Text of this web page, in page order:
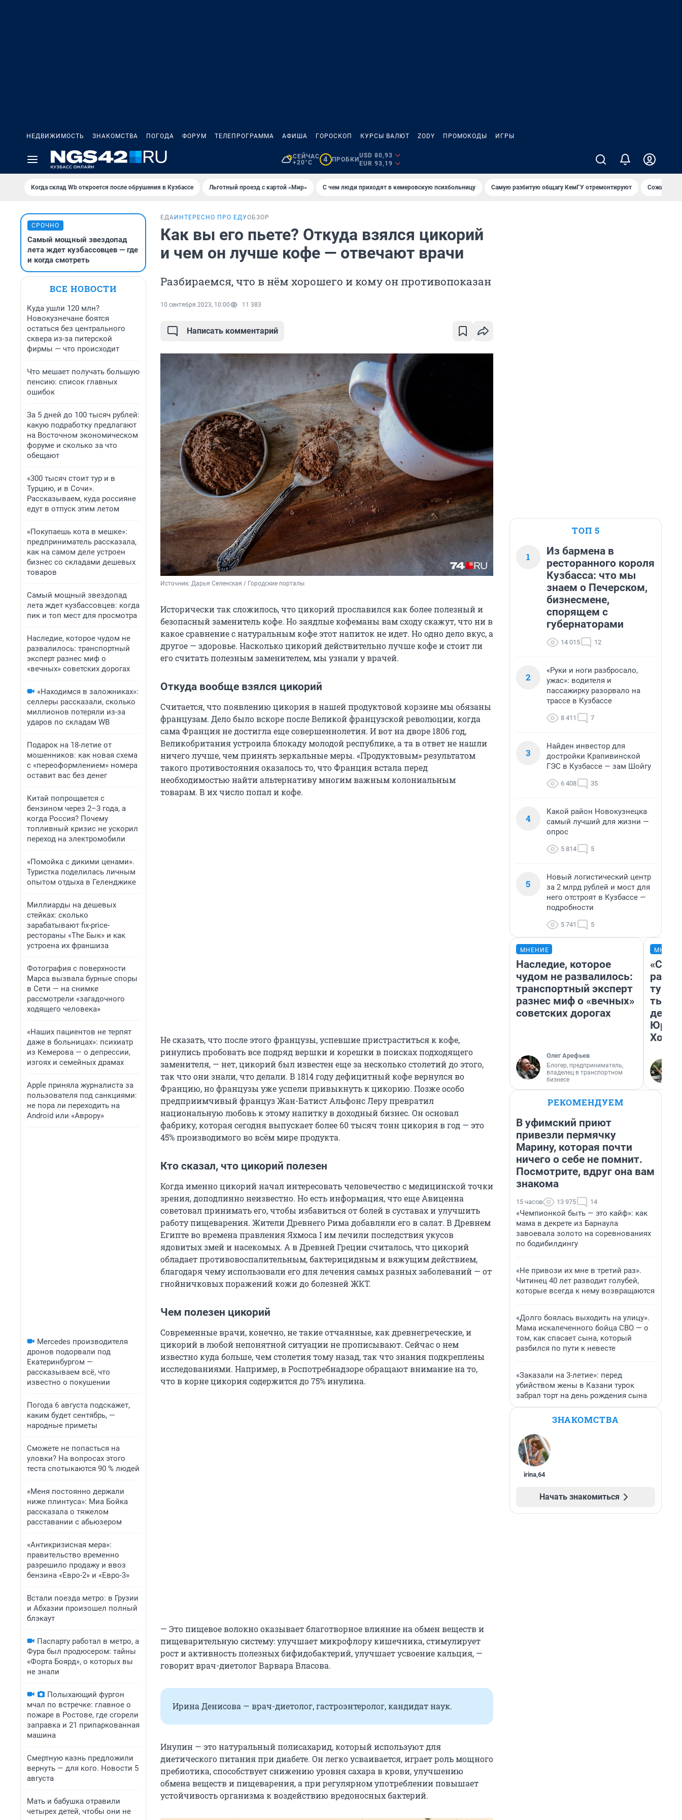
НЕДВИЖИМОСТЬ ЗНАКОМСТВА ПОГОДА ФОРУМ ТЕЛЕПРОГРАММА АФИША ГОРОСКОП КУРСЫ ВАЛЮТ ZODY ПРОМОКОДЫ ИГРЫ
СЕЙЧАС
+20°C
4 ПРОБКИ
USD 80,93
EUR 93,19
Когда склад Wb откроется после обрушения в Кузбассе Льготный проезд с картой «Мир» С чем люди приходят в кемеровскую психбольницу Самую разбитую общагу КемГУ отремонтируют
СРОЧНО
Самый мощный звездопад
лета ждет кузбассовцев — где
и когда смотреть
ВСЕ НОВОСТИ
Куда ушли 120 млн?
Новокузнечане боятся
остаться без центрального
сквера из-за питерской
фирмы — что происходит
Что мешает получать большую
пенсию: список главных
ошибок
За 5 дней до 100 тысяч рублей:
какую подработку предлагают
на Восточном экономическом
форуме и сколько за что
обещают
«300 тысяч стоит тур и в
Турцию, и в Сочи».
Рассказываем, куда россияне
едут в отпуск этим летом
«Покупаешь кота в мешке»:
предприниматель рассказала,
как на самом деле устроен
бизнес со складами дешевых
товаров
Самый мощный звездопад
лета ждет кузбассовцев: когда
пик и топ мест для просмотра
Наследие, которое чудом не
развалилось: транспортный
эксперт разнес миф о
«вечных» советских дорогах
«Находимся в заложниках»:
селлеры рассказали, сколько
миллионов потеряли из-за
ударов по складам WB
Подарок на 18-летие от
мошенников: как новая схема
с «переоформлением» номера
оставит вас без денег
Китай попрощается с
бензином через 2–3 года, а
когда Россия? Почему
топливный кризис не ускорил
переход на электромобили
«Помойка с дикими ценами».
Туристка поделилась личным
опытом отдыха в Геленджике
Миллиарды на дешевых
стейках: сколько
зарабатывают fix-price-
рестораны «The Бык» и как
устроена их франшиза
Фотография с поверхности
Марса вызвала бурные споры
в Сети — на снимке
рассмотрели «загадочного
ходящего человека»
«Наших пациентов не терпят
даже в больницах»: психиатр
из Кемерова — о депрессии,
изгоях и семейных драмах
Apple приняла журналиста за
пользователя под санкциями:
не пора ли переходить на
Android или «Аврору»
Mercedes производителя
дронов подорвали под
Екатеринбургом —
рассказываем всё, что
известно о покушении
Погода 6 августа подскажет,
каким будет сентябрь, —
народные приметы
Сможете не попасться на
уловки? На вопросах этого
теста спотыкаются 90 % людей
«Меня постоянно держали
ниже плинтуса»: Миа Бойка
рассказала о тяжелом
расставании с абьюзером
«Антикризисная мера»:
правительство временно
разрешило продажу и ввоз
бензина «Евро-2» и «Евро-3»
Встали поезда метро: в Грузии
и Абхазии произошел полный
блэкаут
Паспарту работал в метро, а
Фура был продюсером: тайны
«Форта Боярд», о которых вы
не знали
Полыхающий фургон
мчал по встречке: главное о
пожаре в Ростове, где сгорели
заправка и 21 припаркованная
машина
Смертную казнь предложили
вернуть — для кого. Новости 5
августа
Мать и бабушка отравили
четырех детей, чтобы они не
ЕДА ИНТЕРЕСНО ПРО ЕДУОБЗОР
Как вы его пьете? Откуда взялся цикорий
и чем он лучше кофе — отвечают врачи
Разбираемся, что в нём хорошего и кому он противопоказан
10 сентября 2023, 10:00 11 383
Написать комментарий
Источник: Дарья Селенская / Городские порталы
Исторически так сложилось, что цикорий прославился как более полезный и
безопасный заменитель кофе. Но заядлые кофеманы вам сходу скажут, что ни в
какое сравнение с натуральным кофе этот напиток не идет. Но одно дело вкус, а
другое — здоровье. Насколько цикорий действительно лучше кофе и стоит ли
его считать полезным заменителем, мы узнали у врачей.
Откуда вообще взялся цикорий
Считается, что появлению цикория в нашей продуктовой корзине мы обязаны
французам. Дело было вскоре после Великой французской революции, когда
сама Франция не достигла еще совершеннолетия. И вот на дворе 1806 год,
Великобритания устроила блокаду молодой республике, а та в ответ не нашли
ничего лучше, чем принять зеркальные меры. «Продуктовым» результатом
такого противостояния оказалось то, что Франция встала перед
необходимостью найти альтернативу многим важным колониальным
товарам. В их число попал и кофе.
Не сказать, что после этого французы, успевшие пристраститься к кофе,
ринулись пробовать все подряд вершки и корешки в поисках подходящего
заменителя, — нет, цикорий был известен еще за несколько столетий до этого,
так что они знали, что делали. В 1814 году дефицитный кофе вернулся во
Францию, но французы уже успели привыкнуть к цикорию. Позже особо
предприимчивый француз Жан-Батист Альфонс Леру превратил
национальную любовь к этому напитку в доходный бизнес. Он основал
фабрику, которая сегодня выпускает более 60 тысяч тонн цикория в год — это
45% производимого во всём мире продукта.
Кто сказал, что цикорий полезен
Когда именно цикорий начал интересовать человечество с медицинской точки
зрения, доподлинно неизвестно. Но есть информация, что еще Авиценна
советовал принимать его, чтобы избавиться от болей в суставах и улучшить
работу пищеварения. Жители Древнего Рима добавляли его в салат. В Древнем
Египте во времена правления Яхмоса I им лечили последствия укусов
ядовитых змей и насекомых. А в Древней Греции считалось, что цикорий
обладает противовоспалительным, бактерицидным и вяжущим действием,
благодаря чему использовали его для лечения самых разных заболеваний — от
гнойничковых поражений кожи до болезней ЖКТ.
Чем полезен цикорий
Современные врачи, конечно, не такие отчаянные, как древнегреческие, и
цикорий в любой непонятной ситуации не прописывают. Сейчас о нем
известно куда больше, чем столетия тому назад, так что знания подкреплены
исследованиями. Например, в Роспотребнадзоре обращают внимание на то,
что в корне цикория содержится до 75% инулина.
— Это пищевое волокно оказывает благотворное влияние на обмен веществ и
пищеварительную систему: улучшает микрофлору кишечника, стимулирует
рост и активность полезных бифидобактерий, улучшает усвоение кальция, —
говорит врач-диетолог Варвара Власова.
Ирина Денисова — врач-диетолог, гастроэнтеролог, кандидат наук.
Инулин — это натуральный полисахарид, который используют для
диетического питания при диабете. Он легко усваивается, играет роль мощного
пребиотика, способствует снижению уровня сахара в крови, улучшению
обмена веществ и пищеварения, а при регулярном употреблении повышает
устойчивость организма к воздействию вредоносных бактерий.
ТОП 5
1
Из бармена в
ресторанного короля
Кузбасса: что мы
знаем о Печерском,
бизнесмене,
спорящем с
губернаторами
14 015 12
2
«Руки и ноги разбросало,
ужас»: водителя и
пассажирку разорвало на
трассе в Кузбассе
8 411 7
3
Найден инвестор для
достройки Крапивинской
ГЭС в Кузбассе — зам Шойгу
6 408 35
4
Какой район Новокузнецка
самый лучший для жизни —
опрос
5 814 5
5
Новый логистический центр
за 2 млрд рублей и мост для
него отстроят в Кузбассе —
подробности
5 741 5
МНЕНИЕ
Наследие, которое
чудом не развалилось:
транспортный эксперт
разнес миф о «вечных»
советских дорогах
Олег Арефьев
Блогер, предприниматель,
владелец в транспортном
бизнесе
день
РЕКОМЕНДУЕМ
В уфимский приют
привезли пермячку
Марину, которая почти
ничего о себе не помнит.
Посмотрите, вдруг она вам
знакома
15 часов 13 975 14
«Чемпионкой быть — это кайф»: как
мама в декрете из Барнаула
завоевала золото на соревнованиях
по бодибилдингу
«Не привози их мне в третий раз».
Читинец 40 лет разводит голубей,
которые всегда к нему возвращаются
«Долго боялась выходить на улицу».
Мама искалеченного бойца СВО — о
том, как спасает сына, который
разбился по пути к невесте
«Заказали на 3-летие»: перед
убийством жены в Казани турок
забрал торт на день рождения сына
ЗНАКОМСТВА
irina,64
Начать знакомиться